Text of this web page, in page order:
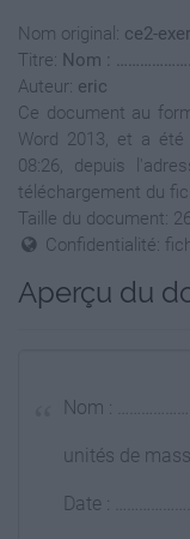
Nom original: ce2-
Titre: Nom :
Auteur: eric
Ce document au
Word 2013, et a
08:26, depuis
téléchargement du
Taille du document:
Confidentialité:
Aperçu du
Nom :
unités de
Date :